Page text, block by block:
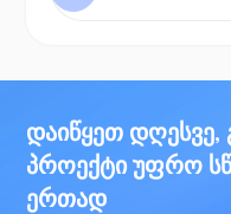
დაიწყეთ დღესვე,
პროექტი უფრო
ერთად